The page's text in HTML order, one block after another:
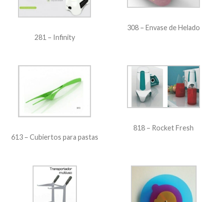
281 – Infinity
308 – Envase de Helado
613 – Cubiertos para pastas
818 – Rocket Fresh